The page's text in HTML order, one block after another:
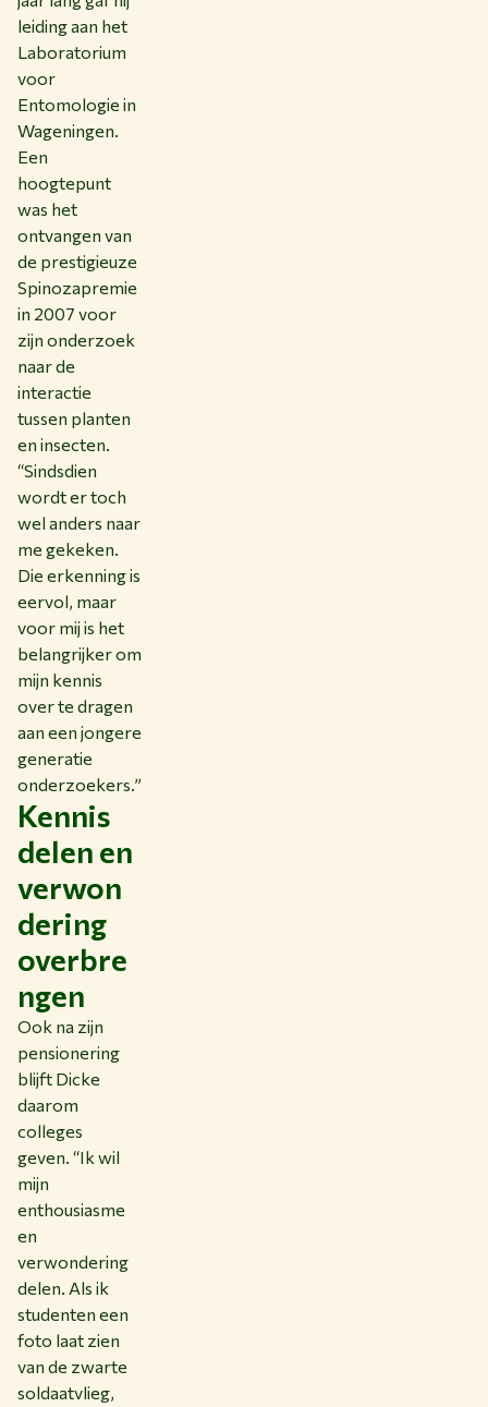
leiding aan het
Laboratorium
voor
Entomologie in
Wageningen.
Een
hoogtepunt
was het
ontvangen van
de prestigieuze
Spinozapremie
in 2007 voor
zijn onderzoek
naar de
interactie
tussen planten
en insecten.
“Sindsdien
wordt er toch
wel anders naar
me gekeken.
Die erkenning is
eervol, maar
voor mij is het
belangrijker om
mijn kennis
over te dragen
aan een jongere
generatie
onderzoekers.”
Kennis
delen en
verwon
dering
overbre
ngen
Ook na zijn
pensionering
blijft Dicke
daarom
colleges
geven. “Ik wil
mijn
enthousiasme
en
verwondering
delen. Als ik
studenten een
foto laat zien
van de zwarte
soldaatvlieg,